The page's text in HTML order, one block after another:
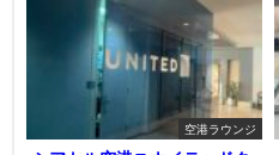
空港ラウンジ